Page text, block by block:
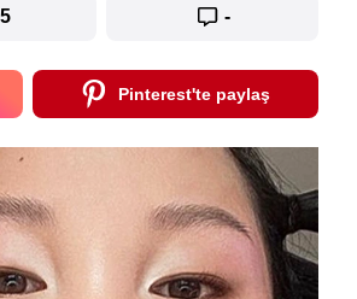
5 -
Pinterest'te paylaş